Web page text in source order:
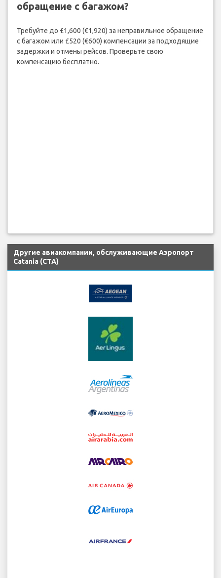
обращение с багажом?
Требуйте до £1,600 (€1,920) за неправильное обращение
с багажом или £520 (€600) компенсации за подходящие
задержки и отмены рейсов. Проверьте свою
компенсацию бесплатно.
Другие авиакомпании, обслуживающие Аэропорт
Catania (CTA)